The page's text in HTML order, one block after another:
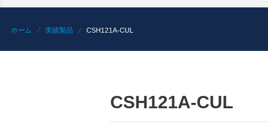
ホーム 実績製品 CSH121A-CUL
CSH121A-CUL